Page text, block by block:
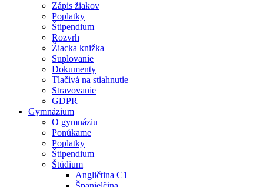
Zápis žiakov
Poplatky
Štipendium
Rozvrh
Žiacka knižka
Suplovanie
Dokumenty
Tlačivá na stiahnutie
Stravovanie
GDPR
Gymnázium
O gymnáziu
Ponúkame
Poplatky
Štipendium
Štúdium
Angličtina C1